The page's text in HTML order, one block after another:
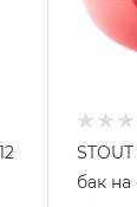
2 года
бак